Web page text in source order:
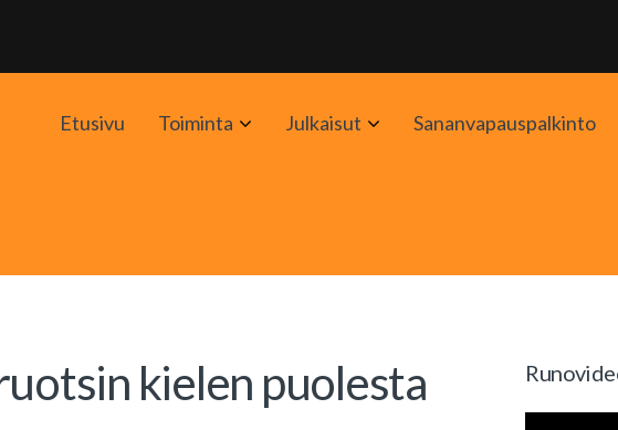
Etusivu Toiminta AvaaJulkaisut AvaaSananvapauspalkinto
kielen puolesta